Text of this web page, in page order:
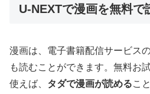
U-NEXTで漫画を無料で
漫画は、電子書籍配信サービス
も読むことができます。無料お
使えば、 タダで漫画が読めるこ